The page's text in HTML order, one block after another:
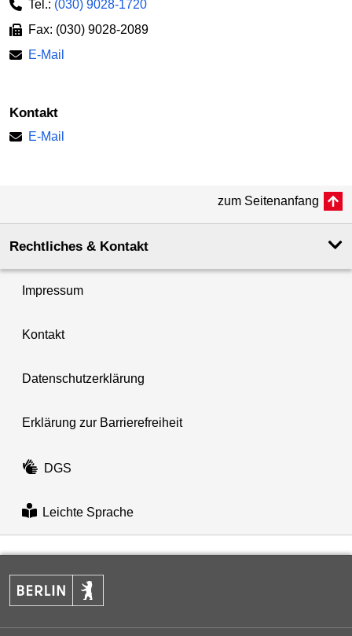
Tel.: (030) 9028-1720
Fax: (030) 9028-2089
E-Mail
Kontakt
E-Mail
zum Seitenanfang
Rechtliches & Kontakt
Impressum
Kontakt
Datenschutzerklärung
Erklärung zur Barrierefreiheit
DGS
Leichte Sprache